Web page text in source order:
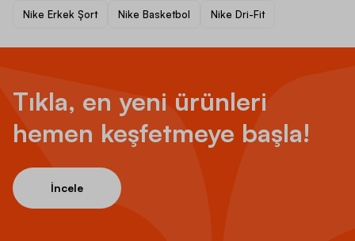
Nike Erkek Şort Nike Basketbol Nike Dri-Fit
Tıkla, en yeni ürünleri
hemen keşfetmeye başla!
İncele